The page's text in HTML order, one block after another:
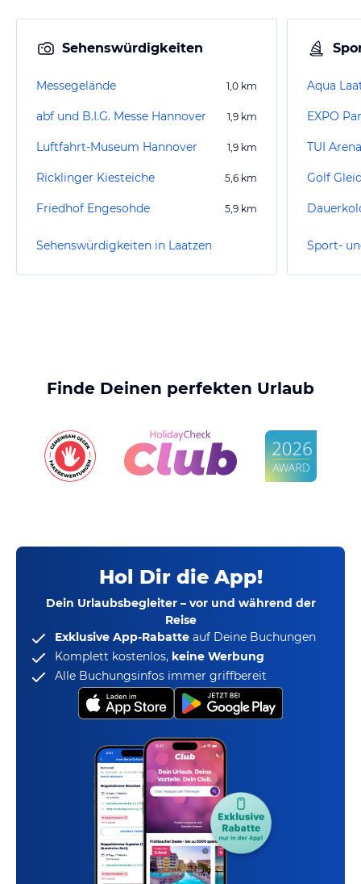
Sehenswürdigkeiten
Messegelände 1,0 km
abf und B.I.G. Messe Hannover 1,9 km
Luftfahrt-Museum Hannover 1,9 km
Ricklinger Kiesteiche 5,6 km
Friedhof Engesohde 5,9 km
Sehenswürdigkeiten in Laatzen
Aqua
EXPO
TUI Arena
Golf
Sport-
Finde Deinen perfekten Urlaub
Hol Dir die App!
Dein Urlaubsbegleiter – vor und während der
Reise
Exklusive App-Rabatte auf Deine Buchungen
Komplett kostenlos, keine Werbung
Alle Buchungsinfos immer griffbereit